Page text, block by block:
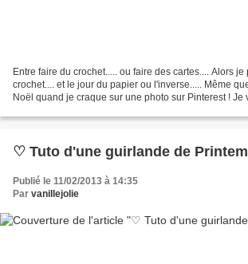
Entre faire du crochet..... ou faire des cartes.... Alors
crochet.... et le jour du papier ou l'inverse..... Même
Noël quand je craque sur une photo sur Pinterest ! Je
♡ Tuto d'une guirlande de
Publié le 11/02/2013 à 14:35
Par vanillejolie